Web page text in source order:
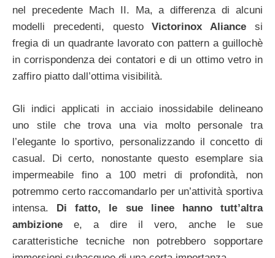
nel precedente Mach II. Ma, a differenza di alcuni
modelli precedenti, questoVictorinox Aliance si
fregia di un quadrante lavorato con pattern a guillochè
in corrispondenza dei contatori e di un ottimo vetro in
zaffiro piatto dall’ottima visibilità.
Gli indici applicati in acciaio inossidabile delineano
uno stile che trova una via molto personale tra
l’elegante lo sportivo, personalizzando il concetto di
casual. Di certo, nonostante questo esemplare sia
impermeabile fino a 100 metri di profondità, non
potremmo certo raccomandarlo per un’attività sportiva
intensa. Di fatto, le sue linee hanno tutt’altra
ambizione e, a dire il vero, anche le sue
caratteristiche tecniche non potrebbero sopportare